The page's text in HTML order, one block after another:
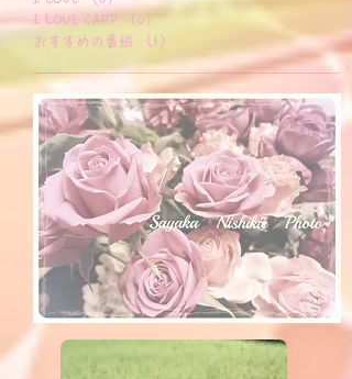
（4）4件の記事
I LOVE
（0）
0件の記事
I LOVE CARP
（0）
0件の記事
おすすめの番組 （1）1件の記事